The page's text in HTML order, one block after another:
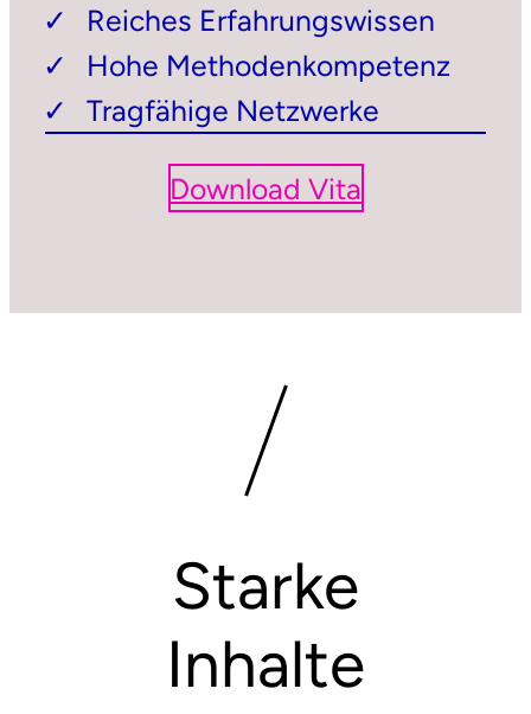
Reiches Erfahrungswissen
Hohe Methodenkompetenz
Tragfähige Netzwerke
Download Vita
Starke
Inhalte